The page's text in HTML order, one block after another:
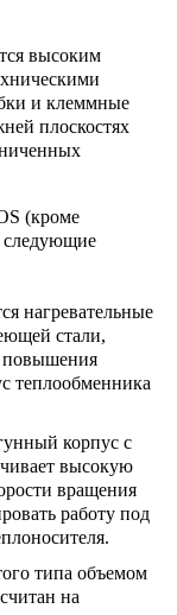
высоким
и клеммные
плоскостях
(кроме
нагревательные
стали,
повышения
теплообменника
корпус с
высокую
вращения
работу под
типа объемом
на